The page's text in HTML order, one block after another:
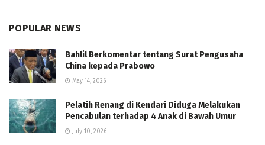
POPULAR NEWS
Bahlil Berkomentar tentang Surat Pengusaha
China kepada Prabowo
May 14, 2026
Pelatih Renang di Kendari Diduga Melakukan
Pencabulan terhadap 4 Anak di Bawah Umur
July 10, 2026